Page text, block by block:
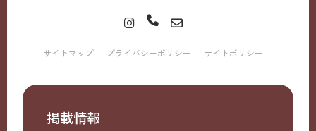
サイトマップ プライバシーポリシー サイトポリシー
掲載情報